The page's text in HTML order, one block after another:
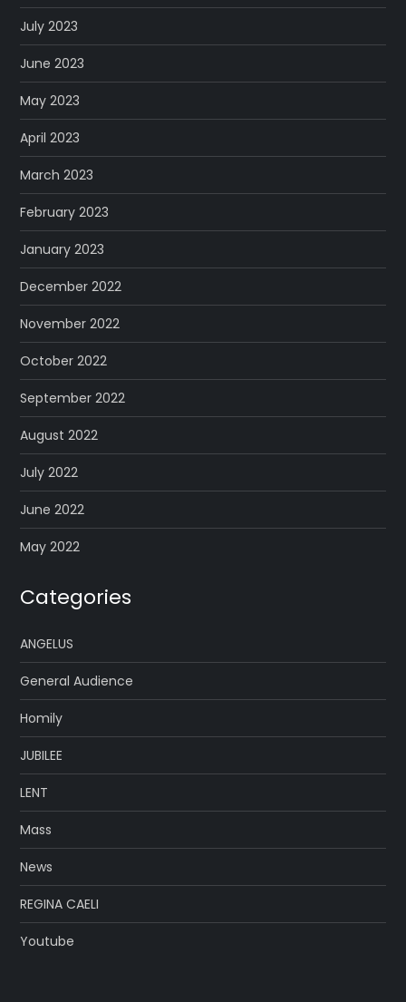
July 2023
June 2023
May 2023
April 2023
March 2023
February 2023
January 2023
December 2022
November 2022
October 2022
September 2022
August 2022
July 2022
June 2022
May 2022
Categories
ANGELUS
General Audience
Homily
JUBILEE
LENT
Mass
News
REGINA CAELI
Youtube